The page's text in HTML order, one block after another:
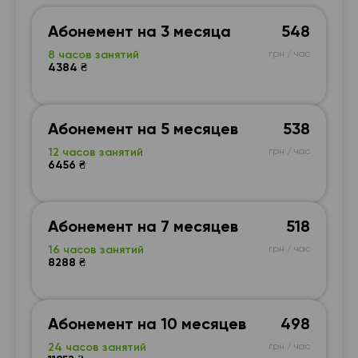
Абонемент на 3 месяца
8 часов занятий
4384 ₴
548
грн / час
Абонемент на 5 месяцев
12 часов занятий
6456 ₴
538
грн / час
Абонемент на 7 месяцев
16 часов занятий
8288 ₴
518
грн / час
Абонемент на 10 месяцев
24 часов занятий
498
грн / час